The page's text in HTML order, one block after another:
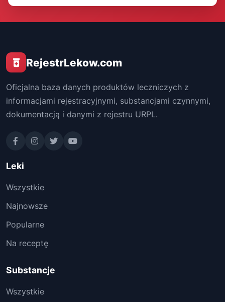
RejestrLekow.com
Oficjalna baza danych produktów leczniczych z
informacjami rejestracyjnymi, substancjami czynnymi,
dokumentacją i danymi z rejestru URPL.
Leki
Wszystkie
Najnowsze
Popularne
Na receptę
Substancje
Wszystkie